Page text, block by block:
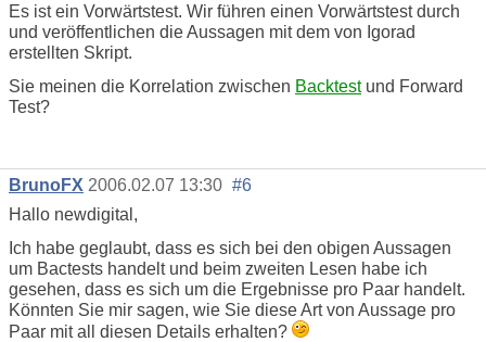
Es ist ein Vorwärtstest. Wir führen einen Vorwärtstest durch
und veröffentlichen die Aussagen mit dem von Igorad
erstellten Skript.
Sie meinen die Korrelation zwischen Backtestund Forward
Test?
BrunoFX 2006.02.07 13:30 #6
Hallo newdigital,
Ich habe geglaubt, dass es sich bei den obigen Aussagen
um Bactests handelt und beim zweiten Lesen habe ich
gesehen, dass es sich um die Ergebnisse pro Paar handelt.
Könnten Sie mir sagen, wie Sie diese Art von Aussage pro
Paar mit all diesen Details erhalten?